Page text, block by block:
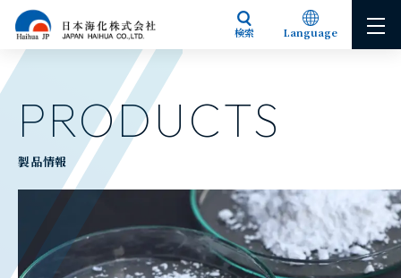
検索 Language
Japanese
PRODUCTS
製品情報